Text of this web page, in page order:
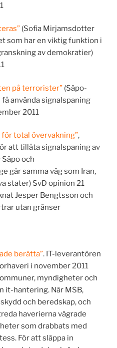
(Sofia Mirjamsdotter
som har en viktig funktion i
av demokratier)
på terrorister” (Säpo-
använda signalspaning
2011
total övervakning”,
att tillåta signalspaning av
och
går samma väg som Iran,
stater) SvD opinion 21
Jesper Bengtsson och
utan gränser
berätta”. IT-leverantören
i november 2011
myndigheter och
it-hantering. När MSB,
och beredskap, och
haverierna vägrade
som drabbats med
För att släppa in